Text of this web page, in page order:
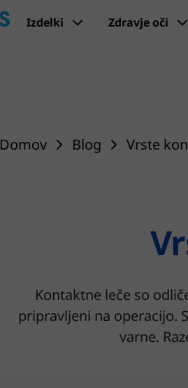
Izdelki Zdravje oči
Domov Blog Vrste
Kontaktne leče so
pripravljeni na operacijo.
varne.